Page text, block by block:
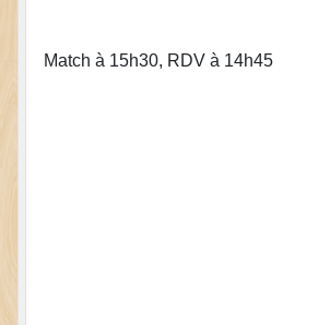
Match à 15h30, RDV à 14h45